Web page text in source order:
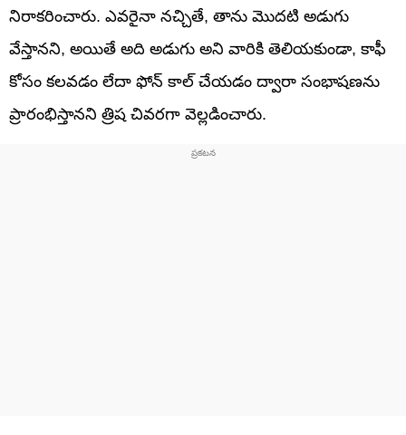
నిరాకరించారు. ఎవరైనా నచ్చితే, తాను మొదటి అడుగు
వేస్తానని, అయితే అది అడుగు అని వారికి తెలియకుండా, కాఫీ
కోసం కలవడం లేదా ఫోన్ కాల్ చేయడం ద్వారా సంభాషణను
ప్రారంభిస్తానని త్రిష చివరగా వెల్లడించారు.